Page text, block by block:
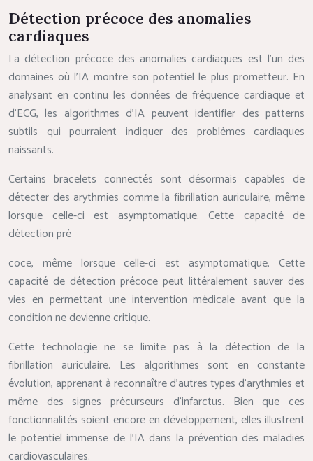
Détection précoce des anomalies
cardiaques
La détection précoce des anomalies cardiaques est l’un des
domaines où l’IA montre son potentiel le plus prometteur. En
analysant en continu les données de fréquence cardiaque et
d’ECG, les algorithmes d’IA peuvent identifier des patterns
subtils qui pourraient indiquer des problèmes cardiaques
naissants.
Certains bracelets connectés sont désormais capables de
détecter des arythmies comme la fibrillation auriculaire, même
lorsque celle-ci est asymptomatique. Cette capacité de
détection pré
coce, même lorsque celle-ci est asymptomatique. Cette
capacité de détection précoce peut littéralement sauver des
vies en permettant une intervention médicale avant que la
condition ne devienne critique.
Cette technologie ne se limite pas à la détection de la
fibrillation auriculaire. Les algorithmes sont en constante
évolution, apprenant à reconnaître d’autres types d’arythmies et
même des signes précurseurs d’infarctus. Bien que ces
fonctionnalités soient encore en développement, elles illustrent
le potentiel immense de l’IA dans la prévention des maladies
cardiovasculaires.